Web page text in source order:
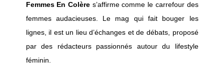
Femmes En Colères’affirme comme le carrefour des
femmes audacieuses. Le mag qui fait bouger les
lignes, il est un lieu d’échanges et de débats, proposé
par des rédacteurs passionnés autour du lifestyle
féminin.